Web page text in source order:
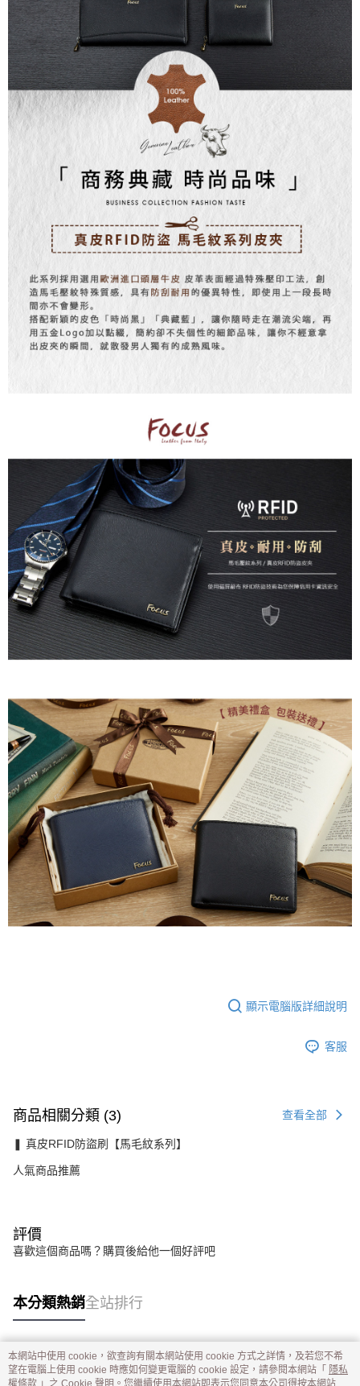
顯示電腦版詳細說明
客服
商品相關分類 (3) 查看全部
❚ 真皮RFID防盜刷【馬毛紋系列】
人氣商品推薦
評價
喜歡這個商品嗎？購買後給他一個好評吧
本分類熱銷全站排行
熱門標籤
本網站中使用 cookie，欲查詢有關本網站使用 cookie 方式之詳情，及若您不希
望在電腦上使用 cookie 時應如何變更電腦的 cookie 設定，請參閱本網站「 隱私
權條款 」之 Cookie 聲明。您繼續使用本網站即表示您同意本公司得按本網站使